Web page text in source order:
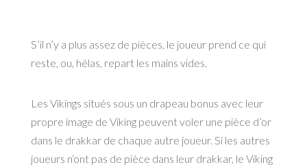
S’il n’y a plus assez de pièces, le joueur prend ce qui
reste, ou, hélas, repart les mains vides.
Les Vikings situés sous un drapeau bonus avec leur
propre image de Viking peuvent voler une pièce d’or
dans le drakkar de chaque autre joueur. Si les autres
joueurs n‘ont pas de pièce dans leur drakkar, le Viking